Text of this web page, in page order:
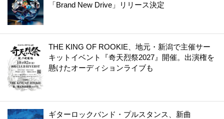
「Brand New Drive」リリース決定
THE KING OF ROOKIE、地元・新潟で主催サー
キットイベント『奇天烈祭2027』開催。出演権を
懸けたオーディションライブも
ギターロックバンド・プルスタンス、新曲